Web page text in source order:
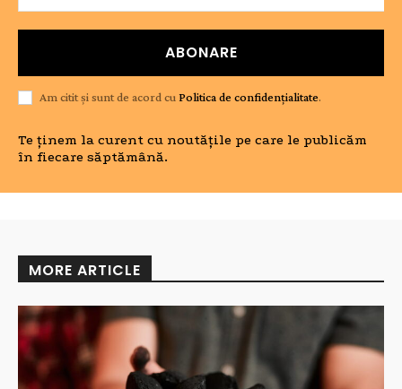
ABONARE
Am citit și sunt de acord cu Politica de confidențialitate.
Te ținem la curent cu noutățile pe care le publicăm
în fiecare săptămână.
MORE ARTICLE